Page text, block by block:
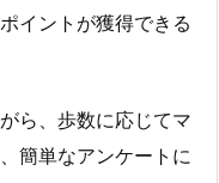
イントが獲得できる
ら、歩数に応じてマ
簡単なアンケートに